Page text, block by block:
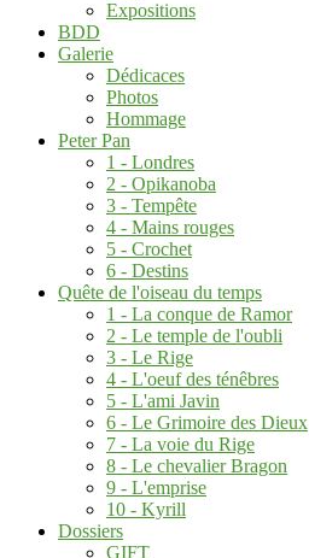
Expositions
BDD
Galerie
Dédicaces
Photos
Hommage
Peter Pan
1 - Londres
2 - Opikanoba
3 - Tempête
4 - Mains rouges
5 - Crochet
6 - Destins
Quête de l'oiseau du temps
1 - La conque de Ramor
2 - Le temple de l'oubli
3 - Le Rige
4 - L'oeuf des ténêbres
5 - L'ami Javin
6 - Le Grimoire des Dieux
7 - La voie du Rige
8 - Le chevalier Bragon
9 - L'emprise
10 - Kyrill
Dossiers
GIFT